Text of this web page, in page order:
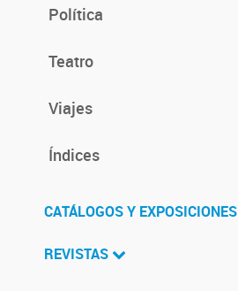
Política
Teatro
Viajes
Índices
CATÁLOGOS Y EXPOSICIONES
REVISTAS